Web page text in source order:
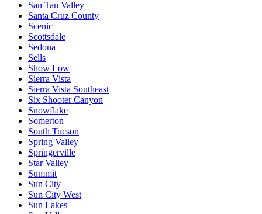
San Tan Valley
Santa Cruz County
Scenic
Scottsdale
Sedona
Sells
Show Low
Sierra Vista
Sierra Vista Southeast
Six Shooter Canyon
Snowflake
Somerton
South Tucson
Spring Valley
Springerville
Star Valley
Summit
Sun City
Sun City West
Sun Lakes